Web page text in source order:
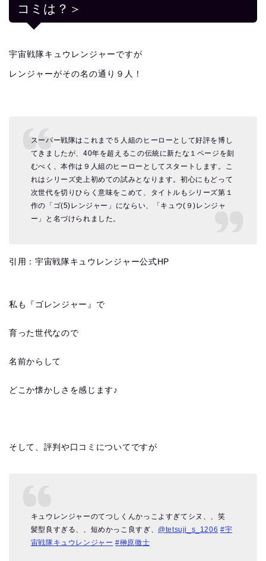
コミは？＞
宇宙戦隊キュウレンジャーですが
レンジャーがその名の通り９人！
スーパー戦隊はこれまで５人組のヒーローとして好評を博し
てきましたが、40年を超えるこの伝統に新たな１ページを刻
むべく、本作は９人組のヒーローとしてスタートします。こ
れはシリーズ史上初めての試みとなります。初心にもどって
次世代を切りひらく意味をこめて、タイトルもシリーズ第１
作の「ゴ(5)レンジャー」にならい、「キュウ(９)レンジャ
ー」と名づけられました。
引用：宇宙戦隊キュウレンジャー公式HP
私も『ゴレンジャー』で
育った世代なので
名前からして
どこか懐かしさを感じます♪
そして、評判や口コミについてですが
キュウレンジャーのてつしくんかっこよすぎてシヌ、、笑
髪型良すぎる、、短めかっこ良すぎ、 @tetsuji_s_1206 #宇
宙戦隊キュウレンジャー #榊原徹士